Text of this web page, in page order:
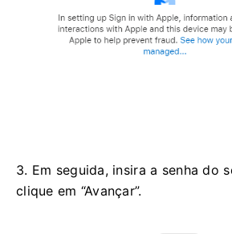
3. Em seguida, insira a senha do
clique em “Avançar”.